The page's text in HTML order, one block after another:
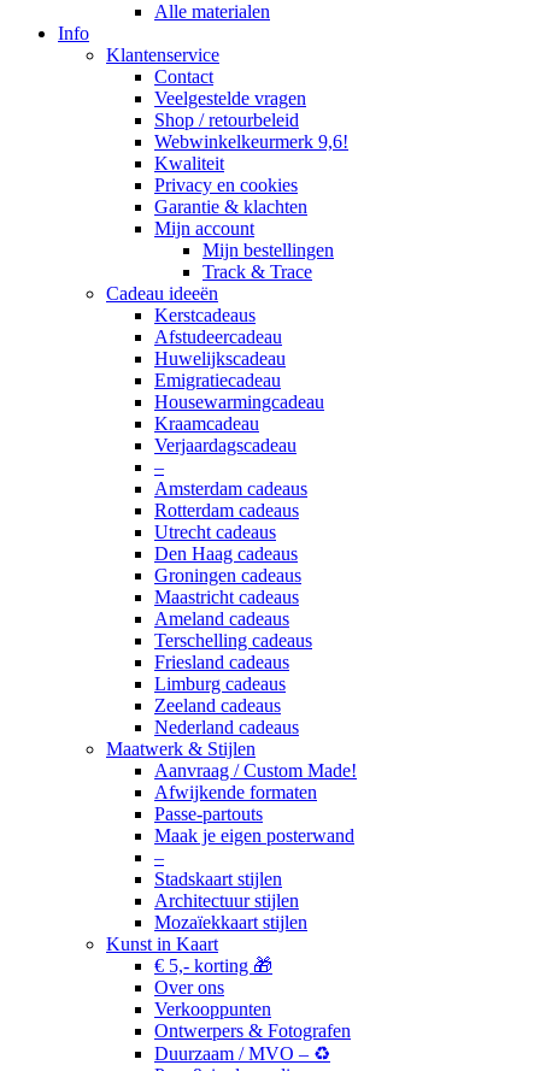
Alle materialen
Info
Klantenservice
Contact
Veelgestelde vragen
Shop / retourbeleid
Webwinkelkeurmerk 9,6!
Kwaliteit
Privacy en cookies
Garantie & klachten
Mijn account
Mijn bestellingen
Track & Trace
Cadeau ideeën
Kerstcadeaus
Afstudeercadeau
Huwelijkscadeau
Emigratiecadeau
Housewarmingcadeau
Kraamcadeau
Verjaardagscadeau
–
Amsterdam cadeaus
Rotterdam cadeaus
Utrecht cadeaus
Den Haag cadeaus
Groningen cadeaus
Maastricht cadeaus
Ameland cadeaus
Terschelling cadeaus
Friesland cadeaus
Limburg cadeaus
Zeeland cadeaus
Nederland cadeaus
Maatwerk & Stijlen
Aanvraag / Custom Made!
Afwijkende formaten
Passe-partouts
Maak je eigen posterwand
–
Stadskaart stijlen
Architectuur stijlen
Mozaïekkaart stijlen
Kunst in Kaart
€ 5,- korting 🎁
Over ons
Verkooppunten
Ontwerpers & Fotografen
Duurzaam / MVO – ♻️